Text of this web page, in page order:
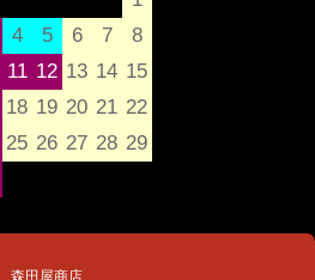
4 5 6 7
8
11 12 13 14 15
18 19 20 21 22
25 26 27 28 29